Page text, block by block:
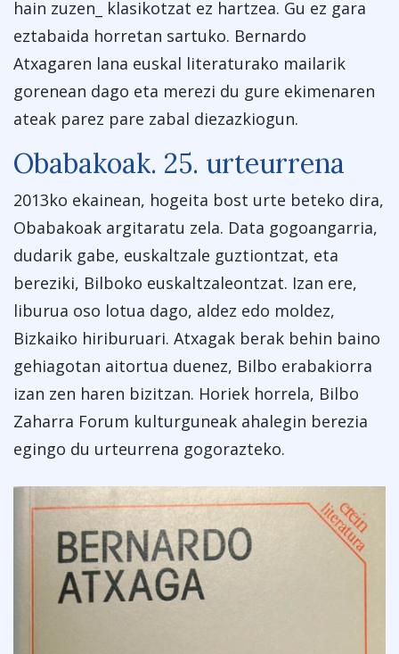
hain zuzen_ klasikotzat ez hartzea. Gu ez gara
eztabaida horretan sartuko. Bernardo
Atxagaren lana euskal literaturako mailarik
gorenean dago eta merezi du gure ekimenaren
ateak parez pare zabal diezazkiogun.
Obabakoak. 25. urteurrena
2013ko ekainean, hogeita bost urte beteko dira,
Obabakoak argitaratu zela. Data gogoangarria,
dudarik gabe, euskaltzale guztiontzat, eta
bereziki, Bilboko euskaltzaleontzat. Izan ere,
liburua oso lotua dago, aldez edo moldez,
Bizkaiko hiriburuari. Atxagak berak behin baino
gehiagotan aitortua duenez, Bilbo erabakiorra
izan zen haren bizitzan. Horiek horrela, Bilbo
Zaharra Forum kulturguneak ahalegin berezia
egingo du urteurrena gogorazteko.